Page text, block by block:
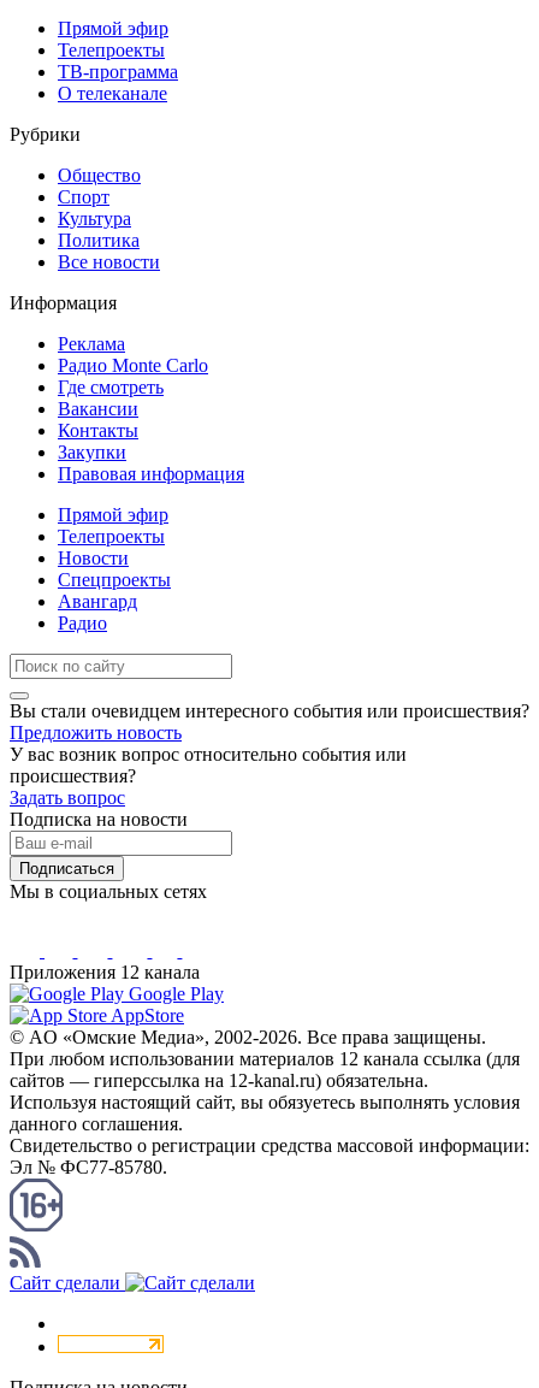
Прямой эфир
Телепроекты
ТВ-программа
О телеканале
Рубрики
Общество
Спорт
Культура
Политика
Все новости
Информация
Реклама
Радио Monte Carlo
Где смотреть
Вакансии
Контакты
Закупки
Правовая информация
Прямой эфир
Телепроекты
Новости
Спецпроекты
Авангард
Радио
Вы стали очевидцем интересного события или происшествия?
Предложить новость
У вас возник вопрос относительно события или
происшествия?
Задать вопрос
Подписка на новости
Подписаться
Мы в социальных сетях
Приложения 12 канала
Google Play
AppStore
© AO «Омские Медиа», 2002-2026. Все права защищены.
При любом использовании материалов 12 канала ссылка (для
сайтов — гиперссылка на 12-kanal.ru) обязательна.
Используя настоящий сайт, вы обязуетесь выполнять условия
данного соглашения.
Свидетельство о регистрации средства массовой информации:
Эл № ФС77-85780.
Сайт сделали